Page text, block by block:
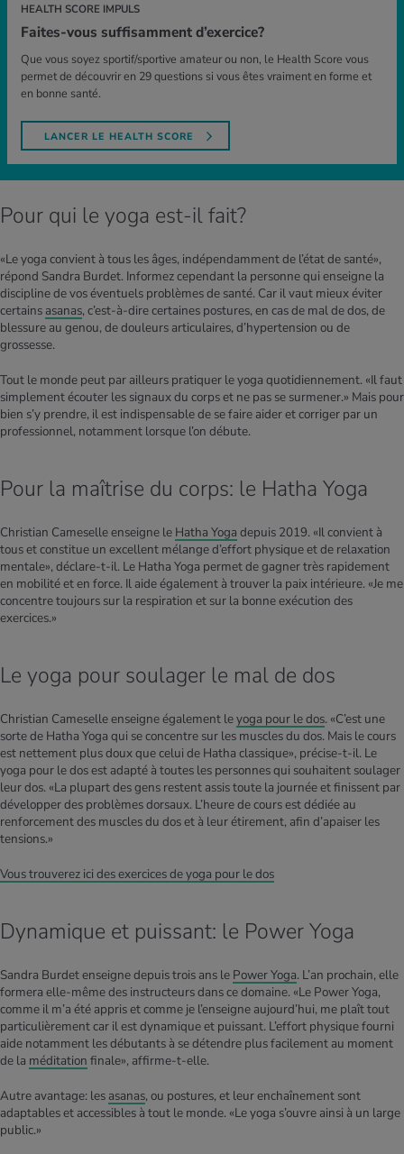
HEALTH SCORE IMPULS
Faites-vous suffisamment d’exercice?
Que vous soyez sportif/sportive amateur ou non, le Health Score vous
permet de découvrir en 29 questions si vous êtes vraiment en forme et
en bonne santé.
LANCER LE HEALTH SCORE
Pour qui le yoga est-il fait?
«Le yoga convient à tous les âges, indépendamment de l’état de santé»,
répond Sandra Burdet. Informez cependant la personne qui enseigne la
discipline de vos éventuels problèmes de santé. Car il vaut mieux éviter
certains asanas, c’est-à-dire certaines postures, en cas de mal de dos, de
blessure au genou, de douleurs articulaires, d’hypertension ou de
grossesse.
Tout le monde peut par ailleurs pratiquer le yoga quotidiennement. «Il faut
simplement écouter les signaux du corps et ne pas se surmener.» Mais pour
bien s’y prendre, il est indispensable de se faire aider et corriger par un
professionnel, notamment lorsque l’on débute.
Pour la maîtrise du corps: le Hatha Yoga
Christian Cameselle enseigne le Hatha Yoga depuis 2019. «Il convient à
tous et constitue un excellent mélange d’effort physique et de relaxation
mentale», déclare-t-il. Le Hatha Yoga permet de gagner très rapidement
en mobilité et en force. Il aide également à trouver la paix intérieure. «Je me
concentre toujours sur la respiration et sur la bonne exécution des
exercices.»
Le yoga pour soulager le mal de dos
Christian Cameselle enseigne également leyoga pour le dos. «C’est une
sorte de Hatha Yoga qui se concentre sur les muscles du dos. Mais le cours
est nettement plus doux que celui de Hatha classique», précise-t-il. Le
yoga pour le dos est adapté à toutes les personnes qui souhaitent soulager
leur dos. «La plupart des gens restent assis toute la journée et finissent par
développer des problèmes dorsaux. L’heure de cours est dédiée au
renforcement des muscles du dos et à leur étirement, afin d’apaiser les
tensions.»
Vous trouverez ici des exercices de yoga pour le dos
Dynamique et puissant: le Power Yoga
Sandra Burdet enseigne depuis trois ans le Power Yoga. L’an prochain, elle
formera elle-même des instructeurs dans ce domaine. «Le Power Yoga,
comme il m’a été appris et comme je l’enseigne aujourd’hui, me plaît tout
particulièrement car il est dynamique et puissant. L’effort physique fourni
aide notamment les débutants à se détendre plus facilement au moment
de la méditation finale», affirme-t-elle.
Autre avantage: les asanas, ou postures, et leur enchaînement sont
adaptables et accessibles à tout le monde. «Le yoga s’ouvre ainsi à un large
public.»